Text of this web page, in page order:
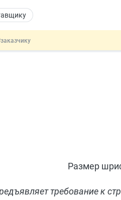
Размер
требование к